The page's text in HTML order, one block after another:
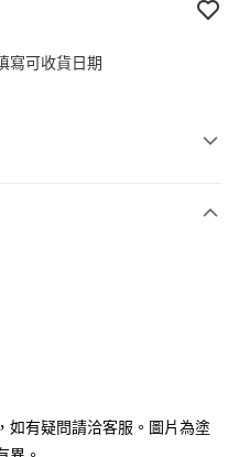
寫可收貨日期
如有疑問請洽客服。圖片為塗